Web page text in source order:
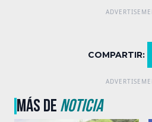
COMPARTIR:
MÁS DENOTICIA